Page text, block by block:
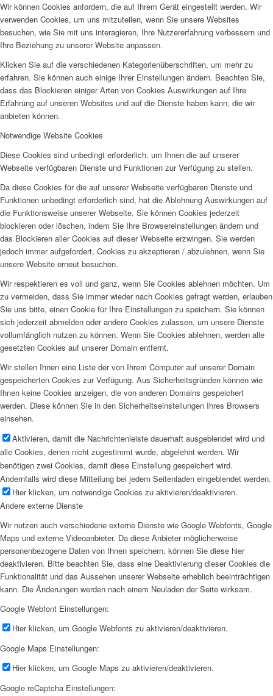
Wir können Cookies anfordern, die auf Ihrem Gerät eingestellt werden. Wir
verwenden Cookies, um uns mitzuteilen, wenn Sie unsere Websites
besuchen, wie Sie mit uns interagieren, Ihre Nutzererfahrung verbessern und
Ihre Beziehung zu unserer Website anpassen.
Klicken Sie auf die verschiedenen Kategorienüberschriften, um mehr zu
erfahren. Sie können auch einige Ihrer Einstellungen ändern. Beachten Sie,
dass das Blockieren einiger Arten von Cookies Auswirkungen auf Ihre
Erfahrung auf unseren Websites und auf die Dienste haben kann, die wir
anbieten können.
Notwendige Website Cookies
Diese Cookies sind unbedingt erforderlich, um Ihnen die auf unserer
Webseite verfügbaren Dienste und Funktionen zur Verfügung zu stellen.
Da diese Cookies für die auf unserer Webseite verfügbaren Dienste und
Funktionen unbedingt erforderlich sind, hat die Ablehnung Auswirkungen auf
die Funktionsweise unserer Webseite. Sie können Cookies jederzeit
blockieren oder löschen, indem Sie Ihre Browsereinstellungen ändern und
das Blockieren aller Cookies auf dieser Webseite erzwingen. Sie werden
jedoch immer aufgefordert, Cookies zu akzeptieren / abzulehnen, wenn Sie
unsere Website erneut besuchen.
Wir respektieren es voll und ganz, wenn Sie Cookies ablehnen möchten. Um
zu vermeiden, dass Sie immer wieder nach Cookies gefragt werden, erlauben
Sie uns bitte, einen Cookie für Ihre Einstellungen zu speichern. Sie können
sich jederzeit abmelden oder andere Cookies zulassen, um unsere Dienste
vollumfänglich nutzen zu können. Wenn Sie Cookies ablehnen, werden alle
gesetzten Cookies auf unserer Domain entfernt.
Wir stellen Ihnen eine Liste der von Ihrem Computer auf unserer Domain
gespeicherten Cookies zur Verfügung. Aus Sicherheitsgründen können wie
Ihnen keine Cookies anzeigen, die von anderen Domains gespeichert
werden. Diese können Sie in den Sicherheitseinstellungen Ihres Browsers
einsehen.
Aktivieren, damit die Nachrichtenleiste dauerhaft ausgeblendet wird und
alle Cookies, denen nicht zugestimmt wurde, abgelehnt werden. Wir
benötigen zwei Cookies, damit diese Einstellung gespeichert wird.
Andernfalls wird diese Mitteilung bei jedem Seitenladen eingeblendet werden.
Hier klicken, um notwendige Cookies zu aktivieren/deaktivieren.
Andere externe Dienste
Wir nutzen auch verschiedene externe Dienste wie Google Webfonts, Google
Maps und externe Videoanbieter. Da diese Anbieter möglicherweise
personenbezogene Daten von Ihnen speichern, können Sie diese hier
deaktivieren. Bitte beachten Sie, dass eine Deaktivierung dieser Cookies die
Funktionalität und das Aussehen unserer Webseite erheblich beeinträchtigen
kann. Die Änderungen werden nach einem Neuladen der Seite wirksam.
Google Webfont Einstellungen:
Hier klicken, um Google Webfonts zu aktivieren/deaktivieren.
Google Maps Einstellungen:
Hier klicken, um Google Maps zu aktivieren/deaktivieren.
Google reCaptcha Einstellungen: